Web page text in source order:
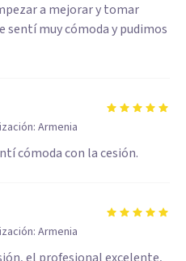
a mejorar y tomar
sentí muy cómoda y pudimos
Armenia
cómoda con la cesión.
Armenia